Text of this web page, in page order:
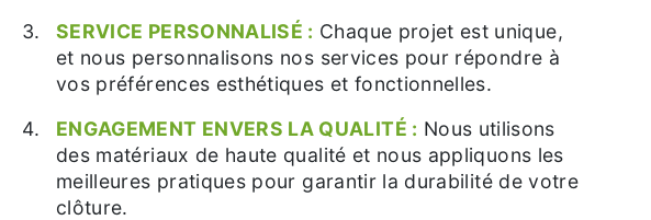
SERVICE PERSONNALISÉ : Chaque projet est unique,
et nous personnalisons nos services pour répondre à
vos préférences esthétiques et fonctionnelles.
ENGAGEMENT ENVERS LA QUALITÉ : Nous utilisons
des matériaux de haute qualité et nous appliquons les
meilleures pratiques pour garantir la durabilité de votre
clôture.